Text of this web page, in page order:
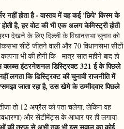
नहीं होता है - वास्तव में वह कई 'छिपे' किस्म के
है, हर वोट की भी एक अलग केमिस्ट्री होती
देखने के लिए दिल्ली के विधानसभा चुनाव को
सीटें जीतने वाली और 70 विधानसभा सीटों
भी की होगी कि - मात्र सात महीने बाद हो
क्लब्स इंटरनेशनल डिस्ट्रिक्ट 321 ई के पिछले
लगता कि डिस्ट्रिक्ट की चुनावी राजनीति में
जाता रहा है, उस खेमे के उम्मीदवार पिछले
तो 12 अप्रैल को पता चलेगा, लेकिन वह
और सेंटीमेंट्स के आधार पर ही लगाया